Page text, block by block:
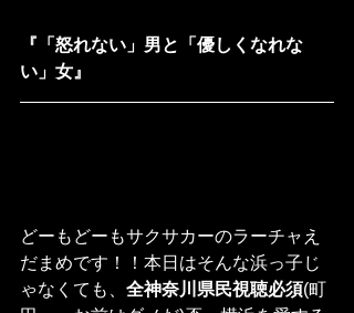
『「怒れない」男と「優しくなれな
い」女』
どーもどーもサクサカーのラーチャえ
だまめです！！本日はそんな浜っ子じ
ゃなくても、 全神奈川県民視聴必須(町